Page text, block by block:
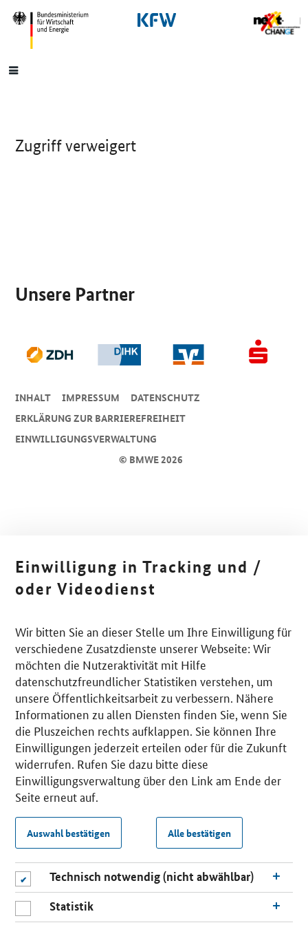
SrOnlyNavigation
Hauptmenü
Zugriff verweigert
Unsere Partner
© BMWE 2026
INHALT IMPRESSUM
DA­TEN­SCHUTZ
ERKLÄRUNG ZUR BARRIEREFREIHEIT
EINWILLIGUNGSVERWALTUNG
Einwilligung in Tracking und /
oder Videodienst
Wir bitten Sie an dieser Stelle um Ihre Einwilligung für
verschiedene Zusatzdienste unserer Webseite: Wir
möchten die Nutzeraktivität mit Hilfe
datenschutzfreundlicher Statistiken verstehen, um
unsere Öffentlichkeitsarbeit zu verbessern. Nähere
Informationen zu allen Diensten finden Sie, wenn Sie
die Pluszeichen rechts aufklappen. Sie können Ihre
Einwilligungen jederzeit erteilen oder für die Zukunft
widerrufen. Rufen Sie dazu bitte diese
Einwilligungsverwaltung über den Link am Ende der
Seite erneut auf.
Auswahl bestätigen Alle bestätigen
Technisch notwendig (nicht abwählbar)
Statistik